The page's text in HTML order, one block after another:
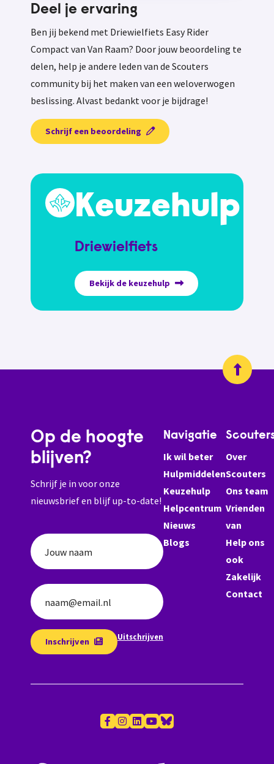
Deel je ervaring
Ben jij bekend met Driewielfiets Easy Rider
Compact van Van Raam? Door jouw beoordeling te
delen, help je andere leden van de Scouters
community bij het maken van een weloverwogen
beslissing. Alvast bedankt voor je bijdrage!
Schrijf een beoordeling
Keuzehulp
Driewielfiets
Bekijk de keuzehulp
Op de hoogte
blijven?
Schrijf je in voor onze
nieuwsbrief en blijf up-to-date!
Jouw naam
naam@email.nl
Inschrijven Uitschrijven
Navigatie
Ik wil beter
Hulpmiddelen
Keuzehulp
Helpcentrum
Nieuws
Blogs
Over
Scouters
Ons team
Vrienden
van
Help ons
ook
Zakelijk
Contact